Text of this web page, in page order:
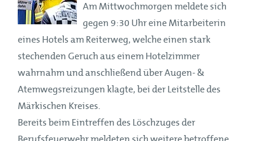
Am Mittwochmorgen meldete sich
gegen 9:30 Uhr eine Mitarbeiterin
eines Hotels am Reiterweg, welche einen stark
stechenden Geruch aus einem Hotelzimmer
wahrnahm und anschließend über Augen- &
Atemwegsreizungen klagte, bei der Leitstelle des
Märkischen Kreises.
Bereits beim Eintreffen des Löschzuges der